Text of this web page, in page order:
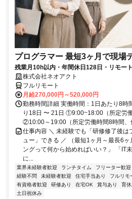
プログラマー 最短3ヶ月で現場
残業月10h以内・年間休日128日・リモー
株式会社ネオアクト
フルリモート
月給270,000円～520,000円
勤務時間詳細 実働時間：1日あたり8時
り18日 〜 21日 ①9:00~18:00（所定労
②10:00～19:00（所定労働時間8時間、
仕事内容 ＼ 未経験でも「研修修了後は
ュー」できる ／ （最短1ヶ月～最長6
ングって何から始めればいい？」 「IT
に...
業界未経験者歓迎 ランチタイム フリーター歓迎
経験不問
未経験者歓迎 住宅手当あり フルリモ
有資格者歓迎
研修あり 在宅OK 賞与あり 育休
土日祝休み